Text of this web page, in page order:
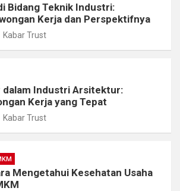
Bidang Teknik Industri:
Kerja dan Perspektifnya
Kabar Trust
dalam Industri Arsitektur:
Kerja yang Tepat
Kabar Trust
Mengetahui Kesehatan Usaha